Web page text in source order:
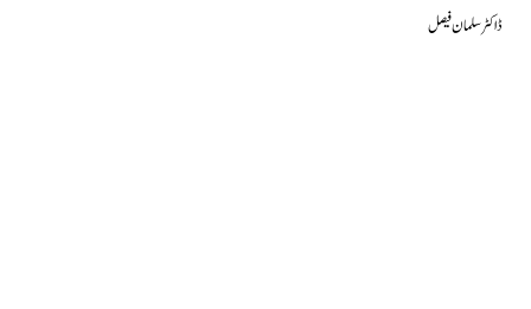
ڈاکٹر سلمان فیصل